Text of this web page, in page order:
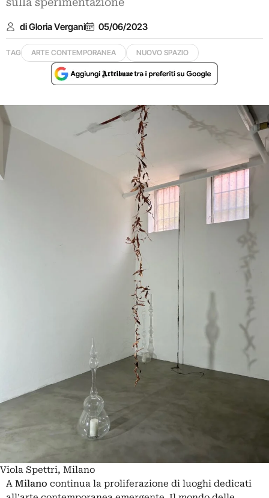
di Gloria Vergani 05/06/2023
TAG ARTE CONTEMPORANEA NUOVO SPAZIO
Viola Spettri, Milano
A Milano continua la proliferazione di luoghi dedicati